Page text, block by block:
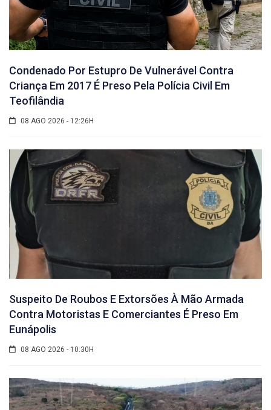
Condenado Por Estupro De Vulnerável Contra
Criança Em 2017 É Preso Pela Polícia Civil Em
Teofilândia
08 AGO 2026 - 12:26H
Suspeito De Roubos E Extorsões À Mão Armada
Contra Motoristas E Comerciantes É Preso Em
Eunápolis
08 AGO 2026 - 10:30H